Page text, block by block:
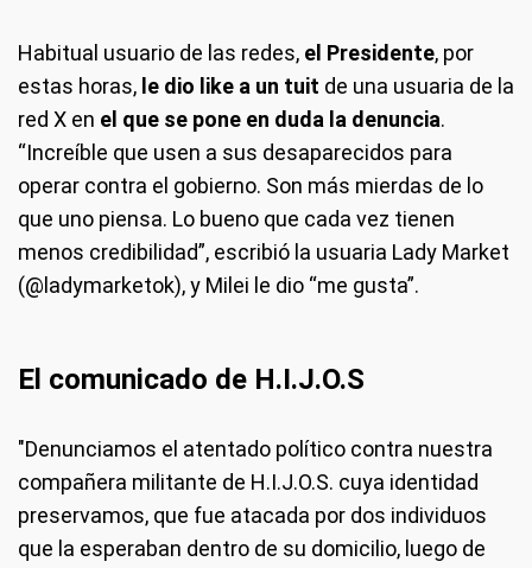
Habitual usuario de las redes, el Presidente, por
estas horas, le dio like a un tuit de una usuaria de la
red X en el que se pone en duda la denuncia.
“Increíble que usen a sus desaparecidos para
operar contra el gobierno. Son más mierdas de lo
que uno piensa. Lo bueno que cada vez tienen
menos credibilidad”, escribió la usuaria Lady Market
(@ladymarketok), y Milei le dio “me gusta”.
El comunicado de H.I.J.O.S
"Denunciamos el atentado político contra nuestra
compañera militante de H.I.J.O.S. cuya identidad
preservamos, que fue atacada por dos individuos
que la esperaban dentro de su domicilio, luego de